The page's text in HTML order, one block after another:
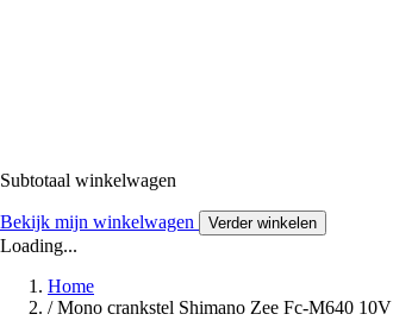
Subtotaal winkelwagen
Bekijk mijn winkelwagen Verder winkelen
Loading...
Home
/ Mono crankstel Shimano Zee Fc-M640 10V